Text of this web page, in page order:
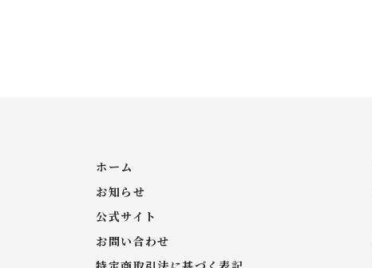
ホーム
お知らせ
公式サイト
お問い合わせ